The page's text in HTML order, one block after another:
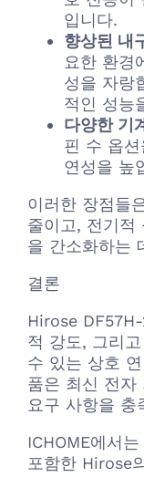
입니다.
향상된 내
요한 환경
성을 자랑
적인 성능
다양한 기
핀 수 옵
연성을 높
이러한 장점들
줄이고, 전기적
을 간소화하는
결론
Hirose
적 강도, 그리
수 있는 상호
품은 최신 전자
요구 사항을 충
ICHOME에서
포함한 Hirose